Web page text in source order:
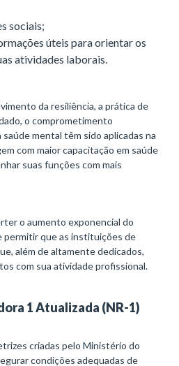
sociais;
úteis para orientar os
atividades laborais.
da resiliência, a prática de
o comprometimento
mental têm sido aplicadas na
com maior capacitação em saúde
suas funções com mais
o aumento exponencial do
permitir que as instituições de
além de altamente dedicados,
com sua atividade profissional.
1 Atualizada (NR-1)
criadas pelo Ministério do
condições adequadas de